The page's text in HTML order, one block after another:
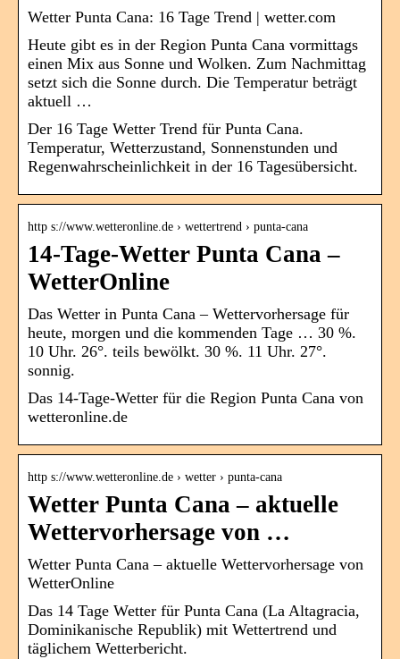
Wetter Punta Cana: 16 Tage Trend | wetter.com
Heute gibt es in der Region Punta Cana vormittags
einen Mix aus Sonne und Wolken. Zum Nachmittag
setzt sich die Sonne durch. Die Temperatur beträgt
aktuell …
Der 16 Tage Wetter Trend für Punta Cana.
Temperatur, Wetterzustand, Sonnenstunden und
Regenwahrscheinlichkeit in der 16 Tagesübersicht.
http s://www.wetteronline.de › wettertrend › punta-cana
14-Tage-Wetter Punta Cana –
WetterOnline
Das Wetter in Punta Cana – Wettervorhersage für
heute, morgen und die kommenden Tage … 30 %.
10 Uhr. 26°. teils bewölkt. 30 %. 11 Uhr. 27°.
sonnig.
Das 14-Tage-Wetter für die Region Punta Cana von
wetteronline.de
http s://www.wetteronline.de › wetter › punta-cana
Wetter Punta Cana – aktuelle
Wettervorhersage von …
Wetter Punta Cana – aktuelle Wettervorhersage von
WetterOnline
Das 14 Tage Wetter für Punta Cana (La Altagracia,
Dominikanische Republik) mit Wettertrend und
täglichem Wetterbericht.